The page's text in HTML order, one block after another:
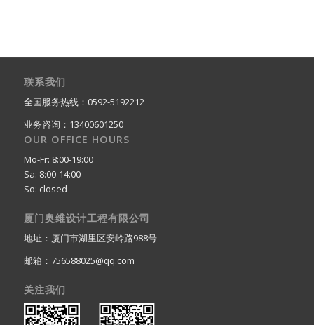
联系我们
全国服务热线：0592-5192212
业务咨询：13400601250
OUR OFFICE HOURS
Mo-Fr: 8:00-19:00
Sa: 8:00-14:00
So: closed
厦门奥维设计工程有限公司
地址：厦门市湖里区安岭路988号
邮箱：756588025@qq.com
关注我们